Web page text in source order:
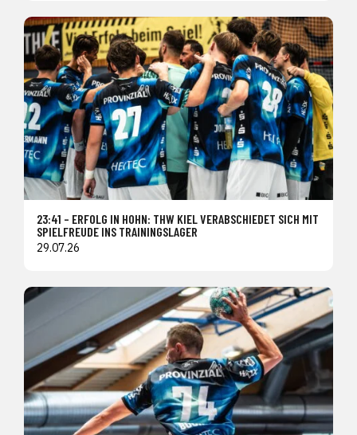
23:41 – ERFOLG IN HOHN: THW KIEL VERABSCHIEDET SICH MIT
SPIELFREUDE INS TRAININGSLAGER
29.07.26